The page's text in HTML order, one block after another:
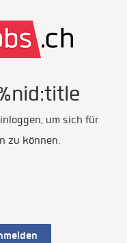
um sich für
zu können.